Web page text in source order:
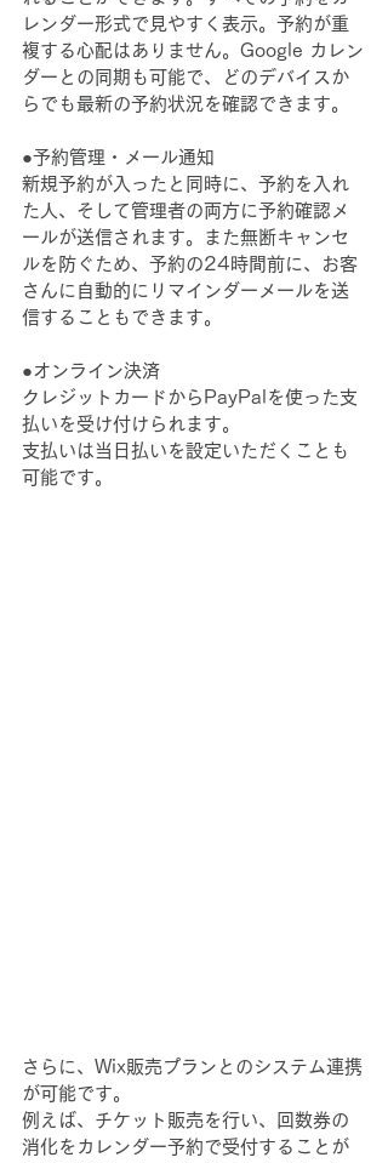
レンダー形式で見やすく表示。予約が重
複する心配はありません。Google カレン
ダーとの同期も可能で、どのデバイスか
らでも最新の予約状況を確認できます。
●予約管理・メール通知
新規予約が入ったと同時に、予約を入れ
た人、そして管理者の両方に予約確認メ
ールが送信されます。また無断キャンセ
ルを防ぐため、予約の24時間前に、お客
さんに自動的にリマインダーメールを送
信することもできます。
●オンライン決済
クレジットカードからPayPalを使った支
払いを受け付けられます。
支払いは当日払いを設定いただくことも
可能です。
さらに、Wix販売プランとのシステム連携
が可能です。
例えば、チケット販売を行い、回数券の
消化をカレンダー予約で受付することが